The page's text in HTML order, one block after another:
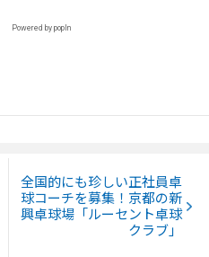
Powered by popIn
全国的にも珍しい正社員卓
球コーチを募集！京都の新
興卓球場「ルーセント卓球
クラブ」